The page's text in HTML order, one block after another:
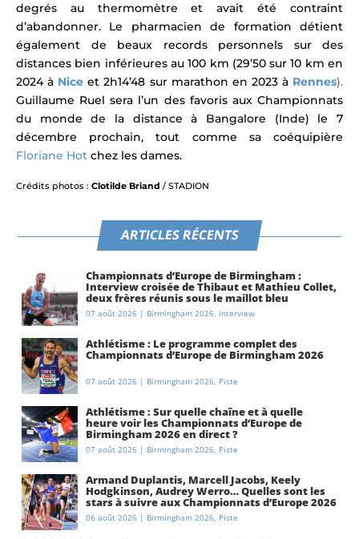
degrés au thermomètre et avait été contraint
d’abandonner. Le pharmacien de formation détient
également de beaux records personnels sur des
distances bien inférieures au 100 km (29’50 sur 10 km en
2024 à Nice et 2h14’48 sur marathon en 2023 à Rennes).
Guillaume Ruel sera l’un des favoris aux Championnats
du monde de la distance à Bangalore (Inde) le 7
décembre prochain, tout comme sa coéquipière
Floriane Hot chez les dames.
Crédits photos : Clotilde Briand / STADION
ARTICLES RÉCENTS
Championnats d’Europe de Birmingham :
Interview croisée de Thibaut et Mathieu Collet,
deux frères réunis sous le maillot bleu
07 août 2026 | Birmingham 2026, Interview
Athlétisme : Le programme complet des
Championnats d’Europe de Birmingham 2026
07 août 2026 | Birmingham 2026, Piste
Athlétisme : Sur quelle chaîne et à quelle
heure voir les Championnats d’Europe de
Birmingham 2026 en direct ?
07 août 2026 | Birmingham 2026, Piste
Armand Duplantis, Marcell Jacobs, Keely
Hodgkinson, Audrey Werro… Quelles sont les
stars à suivre aux Championnats d’Europe 2026
à Birmingham ?
06 août 2026 | Birmingham 2026, Piste